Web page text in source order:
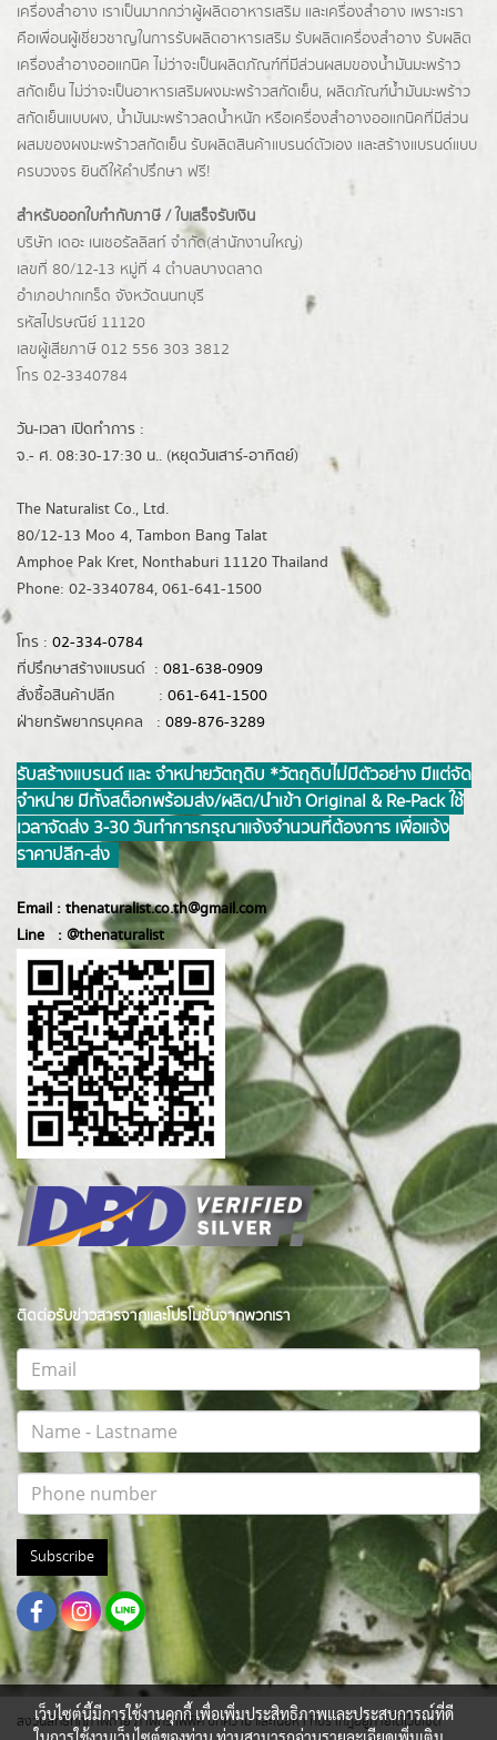
เครื่องสำอาง เราเป็นมากกว่าผู้ผลิตอาหารเสริม และเครื่องสำอาง เพราะเรา
คือเพื่อนผู้เชี่ยวชาญในการรับผลิตอาหารเสริม รับผลิตเครื่องสำอาง รับผลิต
เครื่องสำอางออแกนิค ไม่ว่าจะเป็นผลิตภัณฑ์ที่มีส่วนผสมของน้ำมันมะพร้าว
สกัดเย็น ไม่ว่าจะเป็นอาหารเสริมผงมะพร้าวสกัดเย็น, ผลิตภัณฑ์น้ำมันมะพร้าว
สกัดเย็นแบบผง, น้ำมันมะพร้าวลดน้ำหนัก หรือเครื่องสำอางออแกนิคที่มีส่วน
ผสมของผงมะพร้าวสกัดเย็น รับผลิตสินค้าแบรนด์ตัวเอง และสร้างแบรนด์แบบ
ครบวงจร ยินดีให้คำปรึกษา ฟรี!
สำหรับออกใบกำกับภาษี / ใบเสร็จรับเงิน
บริษัท เดอะ เนเชอรัลลิสท์ จำกัด(ส่านักงานใหญ่)
เลขที่ 80/12-13 หมู่ที่ 4 ตำบลบางตลาด
อำเภอปากเกร็ด จังหวัดนนทบุรี
รหัสไปรษณีย์ 11120
เลขผู้เสียภาษี 012 556 303 3812
โทร 02-3340784
วัน-เวลา เปิดทำการ :
จ.- ศ. 08:30-17:30 น.. (หยุดวันเสาร์-อาทิตย์)
The Naturalist Co., Ltd.
80/12-13 Moo 4, Tambon Bang Talat
Amphoe Pak Kret, Nonthaburi 11120 Thailand
Phone: 02-3340784, 061-641-1500
โทร : 02-334-0784
ที่ปรึกษาสร้างแบรนด์ : 081-638-0909
สั่งซื้อสินค้าปลีก : 061-641-1500
ฝ่ายทรัพยากรบุคคล : 089-876-3289
รับสร้างแบรนด์ และ จำหน่ายวัตถุดิบ *วัตถุดิบไม่มีตัวอย่าง มีแต่จัด
จำหน่าย มีทั้งสต็อกพร้อมส่ง/ผลิต/นำเข้า Original & Re-Pack ใช้
เวลาจัดส่ง 3-30 วันทำการ กรุณาแจ้งจำนวนที่ต้องการ เพื่อแจ้ง
ราคาปลีก-ส่ง
Email : thenaturalist.co.th@gmail.com
Line : @thenaturalist
ติดต่อรับข่าวสารจากและโปรโมชั่นจากพวกเรา
Subscribe
สงวนสิทธิ์ทุกภาพถ่าย ภาพกราฟฟิค บทความ และเนื้อหา ที่ปรากฎอยู่ภายใต้เว็บไซต์
เว็บไซต์นี้มีการใช้งานคุกกี้ เพื่อเพิ่มประสิทธิภาพและประสบการณ์ที่ดี